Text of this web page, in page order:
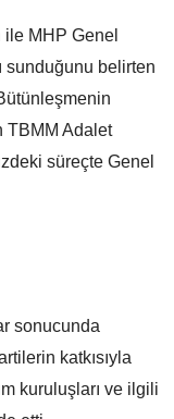
MHP Genel
sunduğunu belirten
TBMM Adalet
süreçte Genel
sonucunda
katkısıyla
kuruluşları ve ilgili